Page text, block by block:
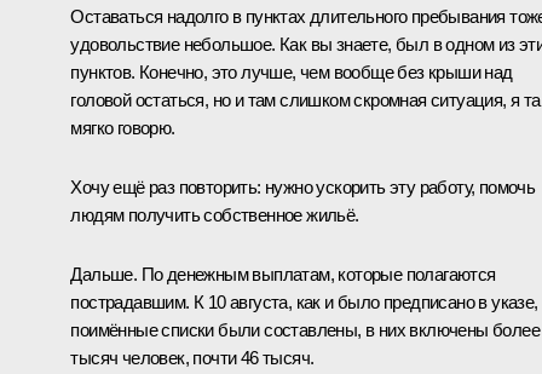
Оставаться надолго в пунктах длительного пребывания
удовольствие небольшое. Как вы знаете, был в одном из
пунктов. Конечно, это лучше, чем вообще без крыши над
головой остаться, но и там слишком скромная ситуация, я
мягко говорю.
Хочу ещё раз повторить: нужно ускорить эту работу, помочь
людям получить собственное жильё.
Дальше. По денежным выплатам, которые полагаются
пострадавшим. К 10 августа, как и было предписано в указе,
поимённые списки были составлены, в них включены более
тысяч человек, почти 46 тысяч.